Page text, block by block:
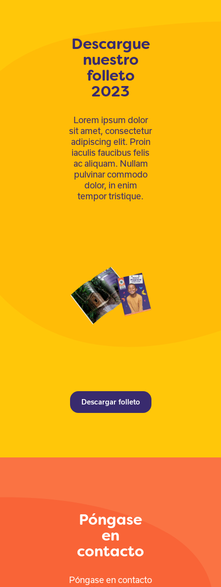
Descargue
nuestro
folleto
2023
Lorem ipsum dolor
sit amet, consectetur
adipiscing elit. Proin
iaculis faucibus felis
ac aliquam. Nullam
pulvinar commodo
dolor, in enim
tempor tristique.
Descargar folleto
Póngase
en
contacto
Póngase en contacto